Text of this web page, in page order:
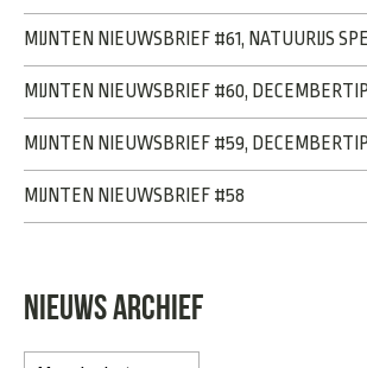
MIJNTEN NIEUWSBRIEF #61, NATUURIJS
MIJNTEN NIEUWSBRIEF #60,
MIJNTEN NIEUWSBRIEF #59,
MIJNTEN NIEUWSBRIEF #58
NIEUWS ARCHIEF